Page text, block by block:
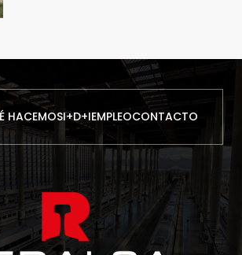
HACEMOSI+D+IEMPLEOCONTACTO